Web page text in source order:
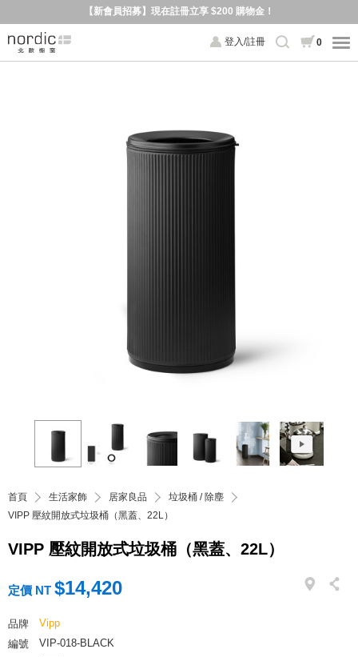
【新會員招募】現在註冊立享 $200 購物金！
登入/註冊 0
首頁 生活家飾 居家良品
垃圾桶 / 除塵
VIPP 壓紋開放式垃圾桶（黑蓋、22L）
VIPP 壓紋開放式垃圾桶（黑蓋、22L）
定價 NT $14,420
品牌
Vipp
編號
VIP-018-BLACK